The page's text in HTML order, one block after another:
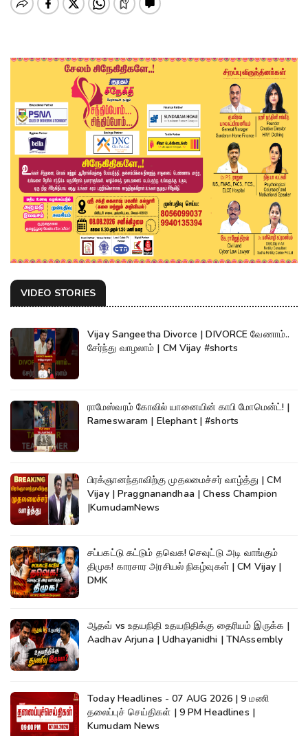
VIDEO STORIES
Vijay Sangeetha Divorce | DIVORCE வேணாம்..
சேர்ந்து வாழலாம் | CM Vijay #shorts
ராமேஸ்வரம் கோவில் யானையின் காபி மோமென்ட்! |
Rameswaram | Elephant | #shorts
பிரக்ஞானந்தாவிற்கு முதலமைச்சர் வாழ்த்து | CM
Vijay | Praggnanandhaa | Chess Champion
|KumudamNews
சப்பகட்டு கட்டும் தவெக! செவுட்டு அடி வாங்கும்
திமுக! காரசார அரசியல் நிகழ்வுகள் | CM Vijay |
DMK
ஆதவ் vs உதயநிதி உதயநிதிக்கு தைரியம் இருக்க |
Aadhav Arjuna | Udhayanidhi | TNAssembly
Today Headlines - 07 AUG 2026 | 9 மணி
தலைப்புச் செய்திகள் | 9 PM Headlines |
Kumudam News